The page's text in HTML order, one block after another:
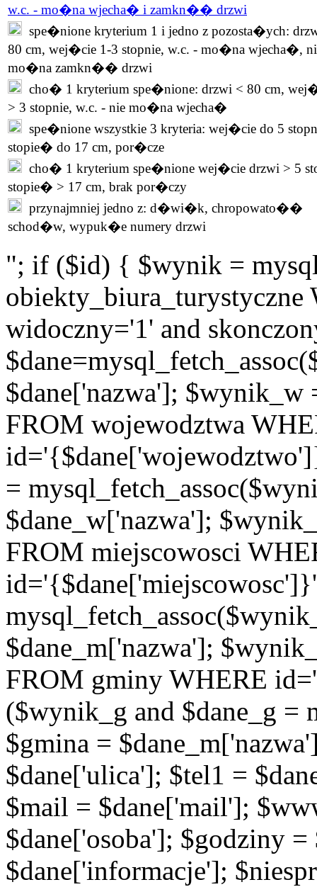
w.c. - mo�na wjecha� i zamkn�� drzwi
spe�nione kryterium 1 i jedno z pozosta�ych:
80 cm, wej�cie 1-3 stopnie, w.c. - mo�na wjecha�,
mo�na zamkn�� drzwi
cho� 1 kryterium spe�nione: drzwi < 80 cm,
> 3 stopnie, w.c. - nie mo�na wjecha�
spe�nione wszystkie 3 kryteria: wej�cie do 5
stopie� do 17 cm, por�cze
cho� 1 kryterium spe�nione wej�cie drzwi > 5
stopie� > 17 cm, brak por�czy
przynajmniej jedno z: d�wi�k, chropowato��
schod�w, wypuk�e numery drzwi
"; if ($id) { $wynik =
widoczny='1' and
$dane['nazwa'];
FROM wojewodztwa
=
$dane_w['nazwa'];
FROM miejscowosci
$dane_m['nazwa'];
FROM gminy WHERE
($wynik_g and $dane_g =
$gmina =
$dane['ulica']; $tel1 =
$mail = $dane['mail'];
$dane['osoba']; $godziny
$dane['informacje'];